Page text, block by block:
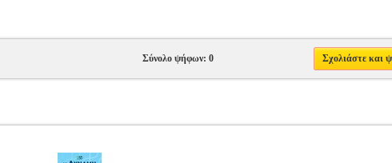
Σύνολο ψήφων: 0 Σχολιάστε και